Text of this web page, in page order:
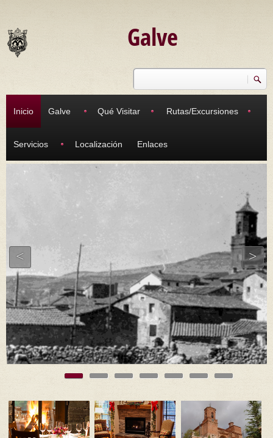
Galve
Formulario de búsqueda
Buscar
Inicio Galve Qué Visitar Rutas/Excursiones
Servicios Localización Enlaces
< >